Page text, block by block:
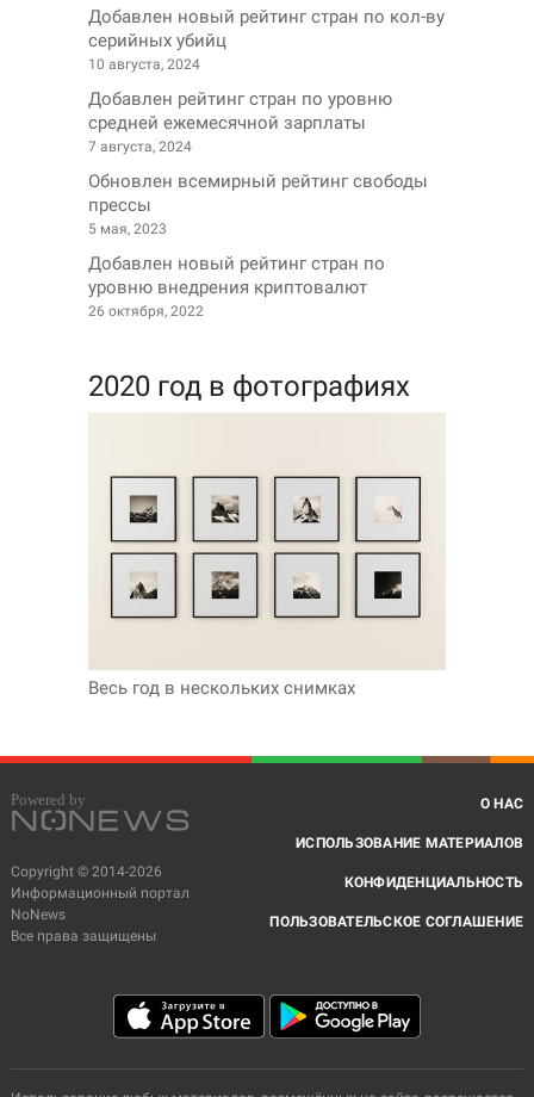
Добавлен новый рейтинг стран по кол-ву
серийных убийц
10 августа, 2024
Добавлен рейтинг стран по уровню
средней ежемесячной зарплаты
7 августа, 2024
Обновлен всемирный рейтинг свободы
прессы
5 мая, 2023
Добавлен новый рейтинг стран по
уровню внедрения криптовалют
26 октября, 2022
2020 год в фотографиях
Весь год в нескольких снимках
Copyright © 2014-2026
Информационный портал
NoNews
Все права защищены
О НАС
ИСПОЛЬЗОВАНИЕ МАТЕРИАЛОВ
КОНФИДЕНЦИАЛЬНОСТЬ
ПОЛЬЗОВАТЕЛЬСКОЕ СОГЛАШЕНИЕ